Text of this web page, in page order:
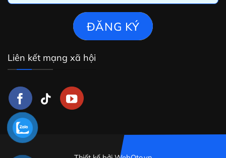
Liên kết mạng xã hội